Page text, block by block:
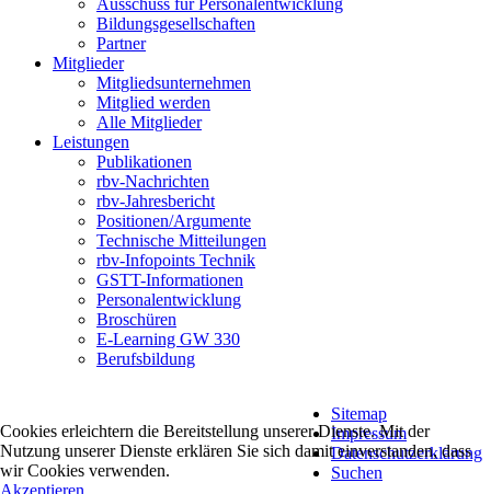
Ausschuss für Personalentwicklung
Bildungsgesellschaften
Partner
Mitglieder
Mitgliedsunternehmen
Mitglied werden
Alle Mitglieder
Leistungen
Publikationen
rbv-Nachrichten
rbv-Jahresbericht
Positionen/Argumente
Technische Mitteilungen
rbv-Infopoints Technik
GSTT-Informationen
Personalentwicklung
Broschüren
E-Learning GW 330
Berufsbildung
Sitemap
Impressum
Datenschutzerklärung
Suchen
Cookies erleichtern die Bereitstellung unserer Dienste. Mit der
Nutzung unserer Dienste erklären Sie sich damit einverstanden, dass
wir Cookies verwenden.
Akzeptieren